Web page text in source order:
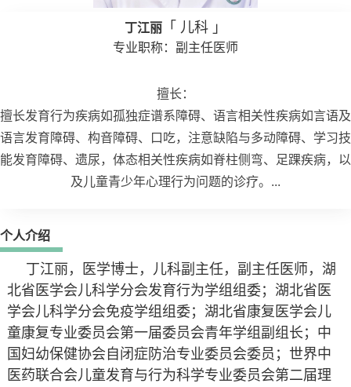
丁江丽 「 儿科 」
专业职称：副主任医师
擅长：
擅长发育行为疾病如孤独症谱系障碍、语言相关性疾病如言语及
语言发育障碍、构音障碍、口吃，注意缺陷与多动障碍、学习技
能发育障碍、遗尿，体态相关性疾病如脊柱侧弯、足踝疾病，以
及儿童青少年心理行为问题的诊疗。...
个人介绍
丁江丽，医学博士，儿科副主任，副主任医师，湖
北省医学会儿科学分会发育行为学组组委；湖北省医
学会儿科学分会免疫学组组委；湖北省康复医学会儿
童康复专业委员会第一届委员会青年学组副组长；中
国妇幼保健协会自闭症防治专业委员会委员；世界中
医药联合会儿童发育与行为科学专业委员会第二届理